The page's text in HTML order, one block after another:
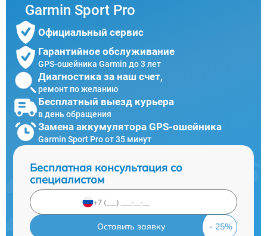
Garmin Sport Pro
Официальный сервис
Гарантийное обслуживание
GPS-ошейника Garmin до 3 лет
Диагностика за наш счет,
ремонт по желанию
Бесплатный выезд курьера
в день обращения
Замена аккумулятора GPS-ошейника
Garmin Sport Pro от 35 минут
Бесплатная консультация со
специалистом
Оставить заявку